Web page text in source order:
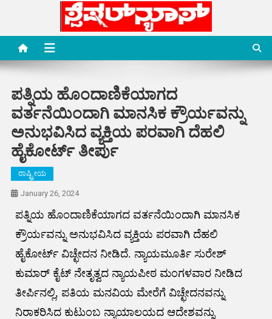
content
Special News Media
Special News Media
ಪತ್ನಿಯ ಹೊಂದಾಣಿಕೆಯಾಗದ
ವರ್ತನೆಯಿಂದಾಗಿ ಮಾನಸಿಕ ಕ್ರೌರ್ಯವನ್ನು
ಅನುಭವಿಸಿದ ವ್ಯಕ್ತಿಯ ಪರವಾಗಿ ದೆಹಲಿ
ಹೈಕೋರ್ಟ್ ತೀರ್ಪು
ರಾಷ್ಟ್ರೀಯ
January 26, 2024
ಪತ್ನಿಯ ಹೊಂದಾಣಿಕೆಯಾಗದ ವರ್ತನೆಯಿಂದಾಗಿ ಮಾನಸಿಕ
ಕ್ರೌರ್ಯವನ್ನು ಅನುಭವಿಸಿದ ವ್ಯಕ್ತಿಯ ಪರವಾಗಿ ದೆಹಲಿ
ಹೈಕೋರ್ಟ್ ವಿಚ್ಛೇದನ ನೀಡಿದೆ. ನ್ಯಾಯಮೂರ್ತಿ ಸುರೇಶ್
ಕುಮಾರ್ ಕೈಟ್ ನೇತೃತ್ವದ ನ್ಯಾಯಪೀಠ ಮಂಗಳವಾರ ನೀಡಿದ
ತೀರ್ಪಿನಲ್ಲಿ, ಪತಿಯ ಮನವಿಯ ಮೇರೆಗೆ ವಿಚ್ಛೇದನವನ್ನು
ನಿರಾಕರಿಸಿದ ಕುಟುಂಬ ನ್ಯಾಯಾಲಯದ ಆದೇಶವನ್ನು